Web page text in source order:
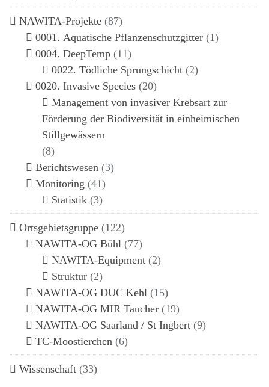
NAWITA-Projekte (87)
0001. Aquatische Pflanzenschutzgitter (1)
0004. DeepTemp (11)
0022. Tödliche Sprungschicht (2)
0020. Invasive Species (20)
Management von invasiver Krebsart zur
Förderung der Biodiversität in einheimischen
Stillgewässern
(8)
Berichtswesen (3)
Monitoring (41)
Statistik (3)
Ortsgebietsgruppe (122)
NAWITA-OG Bühl (77)
NAWITA-Equipment (2)
Struktur (2)
NAWITA-OG DUC Kehl (15)
NAWITA-OG MIR Taucher (19)
NAWITA-OG Saarland / St Ingbert (9)
TC-Moostierchen (6)
Wissenschaft (33)